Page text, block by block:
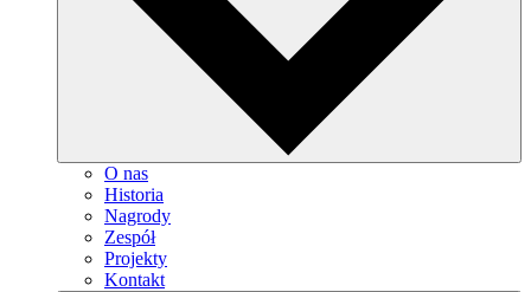
O nas
Historia
Nagrody
Zespół
Projekty
Kontakt